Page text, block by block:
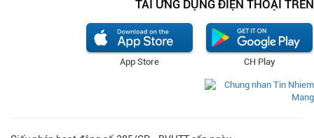
TẢI ỨNG DỤNG ĐIỆN THOẠI TRÊN
CH Play
App Store